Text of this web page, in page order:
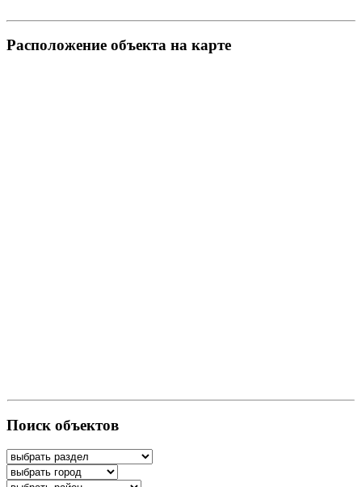
Pасположение объекта на карте
Поиск объектов